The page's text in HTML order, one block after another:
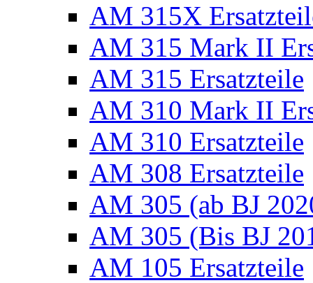
AM 315X
AM 315 Mark II
AM 315 Ersatzteile
AM 310 Mark II
AM 310 Ersatzteile
AM 308 Ersatzteile
AM 305 (ab BJ
AM 305 (Bis BJ
AM 105 Ersatzteile